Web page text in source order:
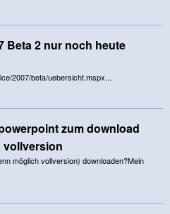
Beta 2 nur noch heute
2007/beta/uebersicht.mspx...
zum download
vollversion
möglich vollversion) downloaden?Mein